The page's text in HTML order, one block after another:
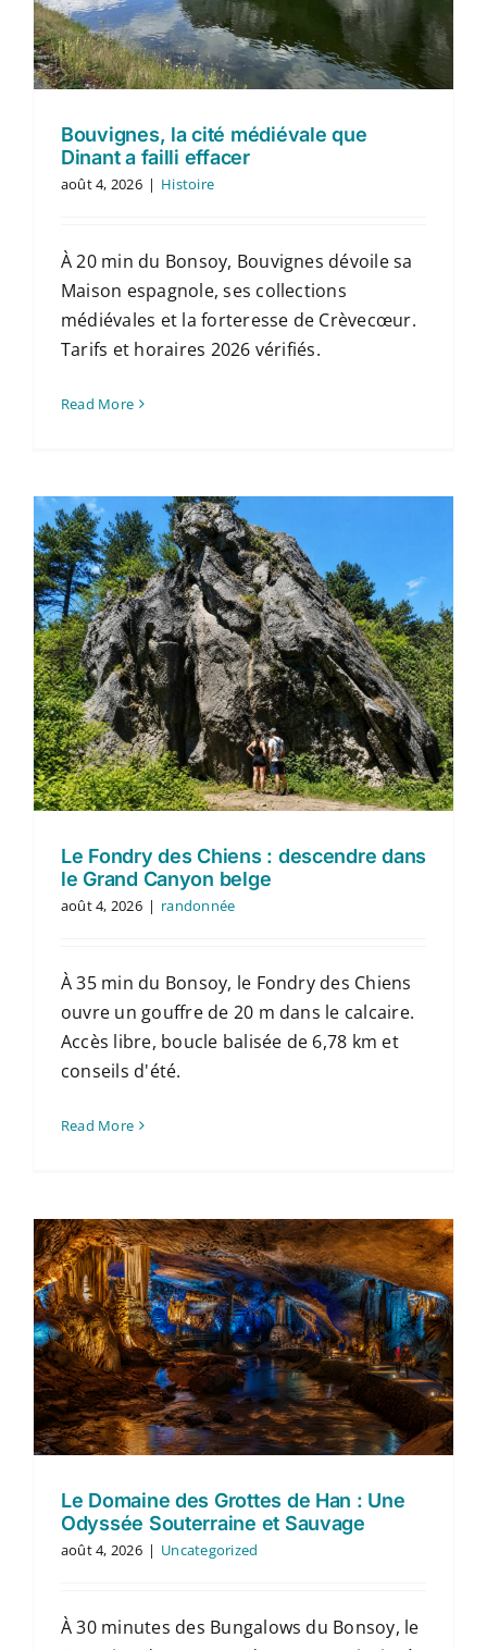
Contact
Français
Bouvignes, la cité médiévale que
Dinant a failli effacer
août 4, 2026 | Histoire
À 20 min du Bonsoy, Bouvignes dévoile sa
Maison espagnole, ses collections
médiévales et la forteresse de Crèvecœur.
Tarifs et horaires 2026 vérifiés.
Read More
Le Fondry des Chiens : descendre dans
le Grand Canyon belge
août 4, 2026 | randonnée
À 35 min du Bonsoy, le Fondry des Chiens
ouvre un gouffre de 20 m dans le calcaire.
Accès libre, boucle balisée de 6,78 km et
conseils d'été.
Read More
Le Domaine des Grottes de Han : Une
Odyssée Souterraine et Sauvage
août 4, 2026 | Uncategorized
À 30 minutes des Bungalows du Bonsoy, le